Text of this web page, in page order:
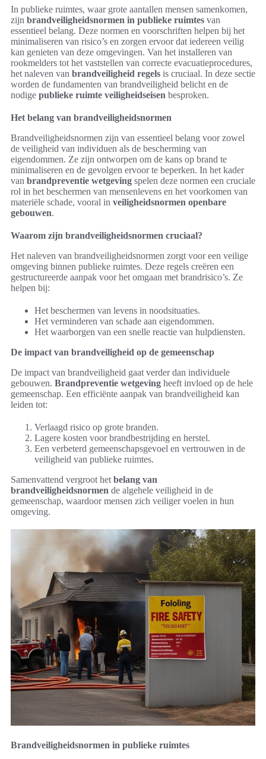
In publieke ruimtes, waar grote aantallen mensen samenkomen,
zijn brandveiligheidsnormen in publieke ruimtes van
essentieel belang. Deze normen en voorschriften helpen bij het
minimaliseren van risico’s en zorgen ervoor dat iedereen veilig
kan genieten van deze omgevingen. Van het installeren van
rookmelders tot het vaststellen van correcte evacuatieprocedures,
het naleven van brandveiligheid regels is cruciaal. In deze sectie
worden de fundamenten van brandveiligheid belicht en de
nodige publieke ruimte veiligheidseisen besproken.
Het belang van brandveiligheidsnormen
Brandveiligheidsnormen zijn van essentieel belang voor zowel
de veiligheid van individuen als de bescherming van
eigendommen. Ze zijn ontworpen om de kans op brand te
minimaliseren en de gevolgen ervoor te beperken. In het kader
van brandpreventie wetgeving spelen deze normen een cruciale
rol in het beschermen van mensenlevens en het voorkomen van
materiële schade, vooral in veiligheidsnormen openbare
gebouwen.
Waarom zijn brandveiligheidsnormen cruciaal?
Het naleven van brandveiligheidsnormen zorgt voor een veilige
omgeving binnen publieke ruimtes. Deze regels creëren een
gestructureerde aanpak voor het omgaan met brandrisico’s. Ze
helpen bij:
Het beschermen van levens in noodsituaties.
Het verminderen van schade aan eigendommen.
Het waarborgen van een snelle reactie van hulpdiensten.
De impact van brandveiligheid op de gemeenschap
De impact van brandveiligheid gaat verder dan individuele
gebouwen. Brandpreventie wetgeving heeft invloed op de hele
gemeenschap. Een efficiënte aanpak van brandveiligheid kan
leiden tot:
Verlaagd risico op grote branden.
Lagere kosten voor brandbestrijding en herstel.
Een verbeterd gemeenschapsgevoel en vertrouwen in de
veiligheid van publieke ruimtes.
Samenvattend vergroot het belang van
brandveiligheidsnormen de algehele veiligheid in de
gemeenschap, waardoor mensen zich veiliger voelen in hun
omgeving.
Brandveiligheidsnormen in publieke ruimtes